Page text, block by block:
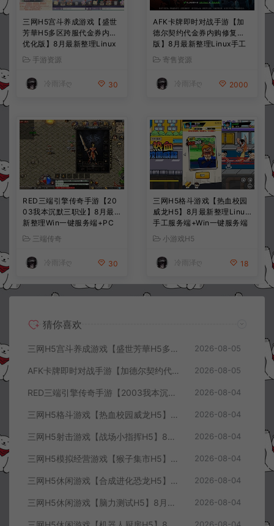
三网H5宫斗养成游戏【盛世
芳華H5多区跨服代金券内购
优化版】8月最新整理Linux
手工服务端+CDK授权后台
+全资源安卓+详细搭建教程
+视频教程
手游资源
冷雨泽ღ 30
AFK卡牌即时对战手游【加
德尔契约代金券内购修复
版】8月最新整理Linux手工
服务端+前后端全套源码+CD
K授权后台+安卓苹果双端
+详细搭建教程+视频教程
寄售资源
冷雨泽ღ 2000
RED三端引擎传奇手游【20
03我本沉默三职业】8月最
新整理Win一键服务端+PC
安卓+详细搭建教程
三端传奇
冷雨泽ღ 30
三网H5格斗游戏【热血校园
威龙H5】8月最新整理Linux
手工服务端+Win一键服务端
+解压即玩+简易安卓客户端
+详细搭建教程
小游戏H5
冷雨泽ღ 18
猜你喜欢
三网H5宫斗养成游戏【盛世芳華H5多区跨服代金券内购优化版】8月最新整理Linux手工服务端+CDK授权后台+全资源安卓+详细搭建教程+视频教程 2026-08-05
AFK卡牌即时对战手游【加德尔契约代金券内购修复版】8月最新整理Linux手工服务端+前后端全套源码+CDK授权后台+安卓苹果双端+详细搭建教程+视频教程 2026-08-05
RED三端引擎传奇手游【2003我本沉默三职业】8月最新整理Win一键服务端+PC安卓+详细搭建教程 2026-08-04
三网H5格斗游戏【热血校园威龙H5】8月最新整理Linux手工服务端+Win一键服务端+解压即玩+简易安卓客户端+详细搭建教程 2026-08-04
三网H5射击游戏【战场小指挥H5】8月最新整理Linux手工服务端+Win一键服务端+解压即玩+简易安卓客户端+详细搭建教程 2026-08-04
三网H5模拟经营游戏【猴子集市H5】8月最新整理Linux手工服务端+Win一键服务端+解压即玩+简易安卓客户端+详细搭建教程 2026-08-04
三网H5休闲游戏【合成进化恐龙H5】8月最新整理Linux手工服务端+Win一键服务端+解压即玩+简易安卓客户端+详细搭建教程 2026-08-04
三网H5休闲游戏【脑力测试H5】8月最新整理Linux手工服务端+Win一键服务端+解压即玩+简易安卓客户端+详细搭建教程 2026-08-04